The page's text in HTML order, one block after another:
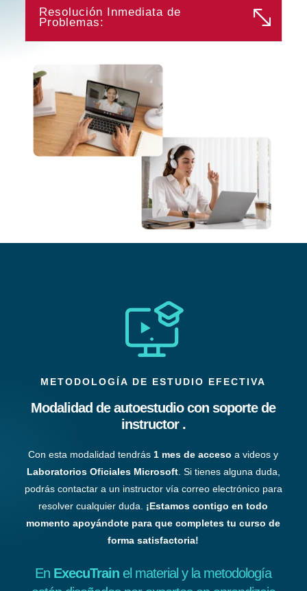
Resolución Inmediata de
Problemas:
METODOLOGÍA DE ESTUDIO EFECTIVA
Modalidad de autoestudio con soporte de
instructor .
Con esta modalidad tendrás 1 mes de acceso a videos y
Laboratorios Oficiales Microsoft. Si tienes alguna duda,
podrás contactar a un instructor vía correo electrónico para
resolver cualquier duda. ¡Estamos contigo en todo
momento apoyándote para que completes tu curso de
forma satisfactoria!
En ExecuTrain el material y la metodología